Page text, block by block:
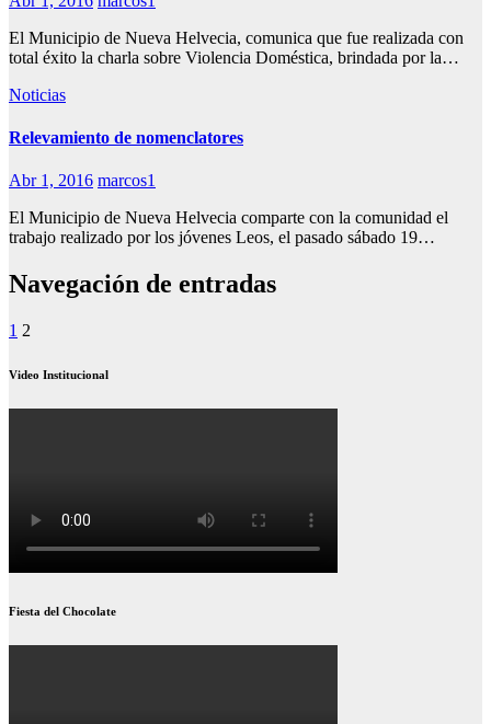
El Municipio de Nueva Helvecia, comunica que fue realizada con
total éxito la charla sobre Violencia Doméstica, brindada por la…
Noticias
Relevamiento de nomenclatores
Abr 1, 2016 marcos1
El Municipio de Nueva Helvecia comparte con la comunidad el
trabajo realizado por los jóvenes Leos, el pasado sábado 19…
Navegación de entradas
1 2
Video Institucional
Fiesta del Chocolate